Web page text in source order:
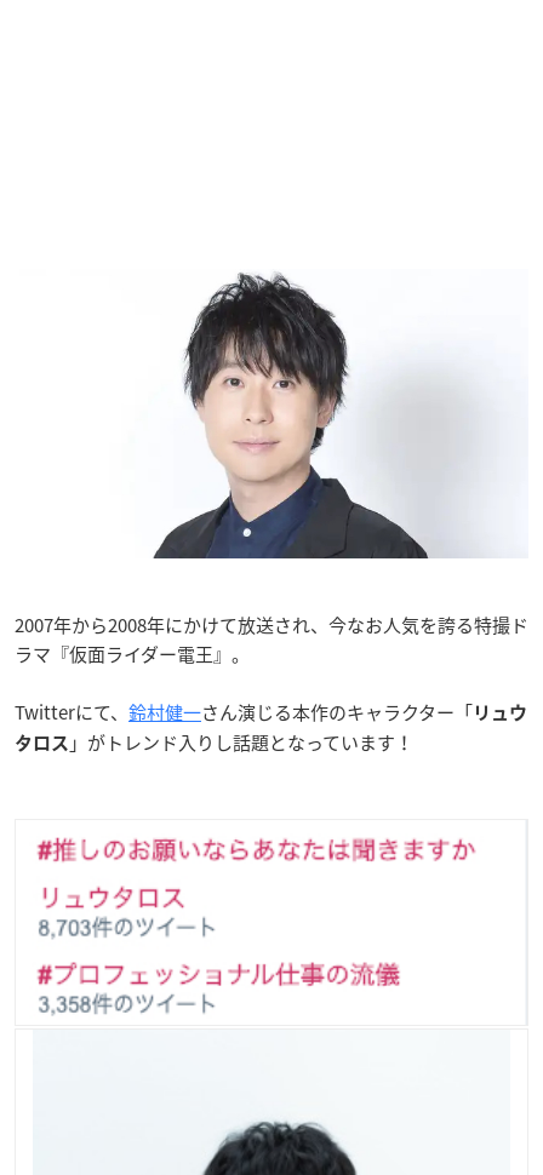
2007年から2008年にかけて放送され、今なお人気を誇る特撮ド
ラマ『仮面ライダー電王』。
Twitterにて、 鈴村健一さん演じる本作のキャラクター「 リュウ
タロス 」がトレンド入りし話題となっています！